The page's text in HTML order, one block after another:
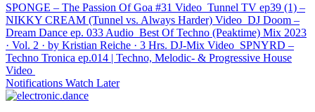
SPONGE – The Passion Of Goa #31 Video Tunnel TV ep39 (1) –
NIKKY CREAM (Tunnel vs. Always Harder) Video DJ Doom –
Dream Dance ep. 033 Audio Best Of Techno (Peaktime) Mix 2023
· Vol. 2 · by Kristian Reiche · 3 Hrs. DJ-Mix Video SPNYRD –
Techno Tronica ep.014 | Techno, Melodic- & Progressive House
Video
Notifications Watch Later